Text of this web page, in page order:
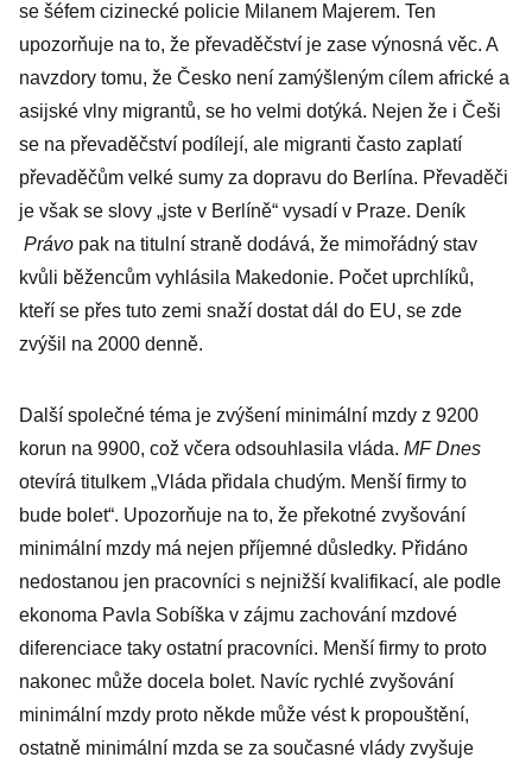
se šéfem cizinecké policie Milanem Majerem. Ten
upozorňuje na to, že převaděčství je zase výnosná věc. A
navzdory tomu, že Česko není zamýšleným cílem africké a
asijské vlny migrantů, se ho velmi dotýká. Nejen že i Češi
se na převaděčství podílejí, ale migranti často zaplatí
převaděčům velké sumy za dopravu do Berlína. Převaděči
je však se slovy „jste v Berlíně“ vysadí v Praze. Deník
Právo pak na titulní straně dodává, že mimořádný stav
kvůli běžencům vyhlásila Makedonie. Počet uprchlíků,
kteří se přes tuto zemi snaží dostat dál do EU, se zde
zvýšil na 2000 denně.
Další společné téma je zvýšení minimální mzdy z 9200
korun na 9900, což včera odsouhlasila vláda. MF Dnes
otevírá titulkem „Vláda přidala chudým. Menší firmy to
bude bolet“. Upozorňuje na to, že překotné zvyšování
minimální mzdy má nejen příjemné důsledky. Přidáno
nedostanou jen pracovníci s nejnižší kvalifikací, ale podle
ekonoma Pavla Sobíška v zájmu zachování mzdové
diferenciace taky ostatní pracovníci. Menší firmy to proto
nakonec může docela bolet. Navíc rychlé zvyšování
minimální mzdy proto někde může vést k propouštění,
ostatně minimální mzda se za současné vlády zvyšuje